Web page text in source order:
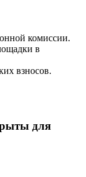
комиссии.
в
взносов.
для